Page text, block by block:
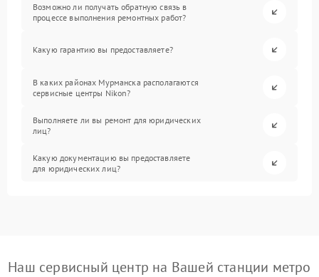
Возможно ли получать обратную связь в
процессе выполнения ремонтных работ?
Какую гарантию вы предоставляете?
В каких районах Мурманска располагаются
сервисные центры Nikon?
Выполняете ли вы ремонт для юридических
лиц?
Какую документацию вы предоставляете
для юридических лиц?
Наш сервисный центр на Вашей станции метро